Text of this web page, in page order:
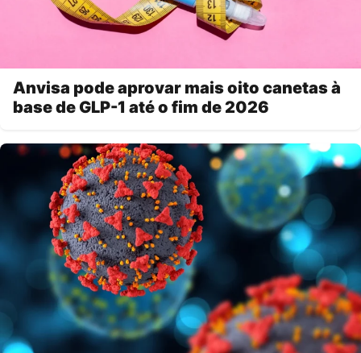
Anvisa pode aprovar mais oito canetas à
base de GLP-1 até o fim de 2026